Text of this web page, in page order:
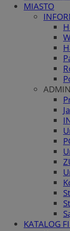
MIASTO
KATALOG